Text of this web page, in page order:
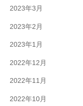
2023年3月
2023年2月
2023年1月
2022年12月
2022年11月
2022年10月